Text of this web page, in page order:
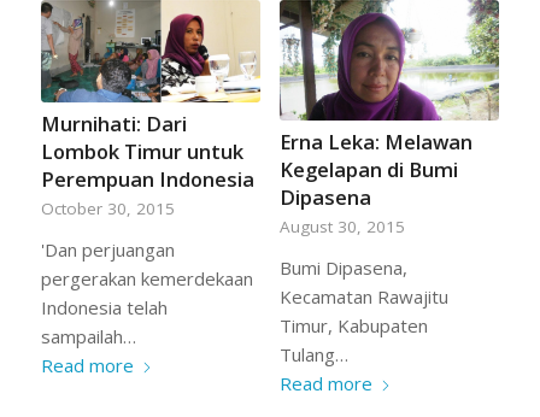
Murnihati: Dari
Lombok Timur untuk
Perempuan Indonesia
October 30, 2015
'Dan perjuangan
pergerakan kemerdekaan
Indonesia telah
sampailah…
Read more
Erna Leka: Melawan
Kegelapan di Bumi
Dipasena
August 30, 2015
Bumi Dipasena,
Kecamatan Rawajitu
Timur, Kabupaten
Tulang…
Read more